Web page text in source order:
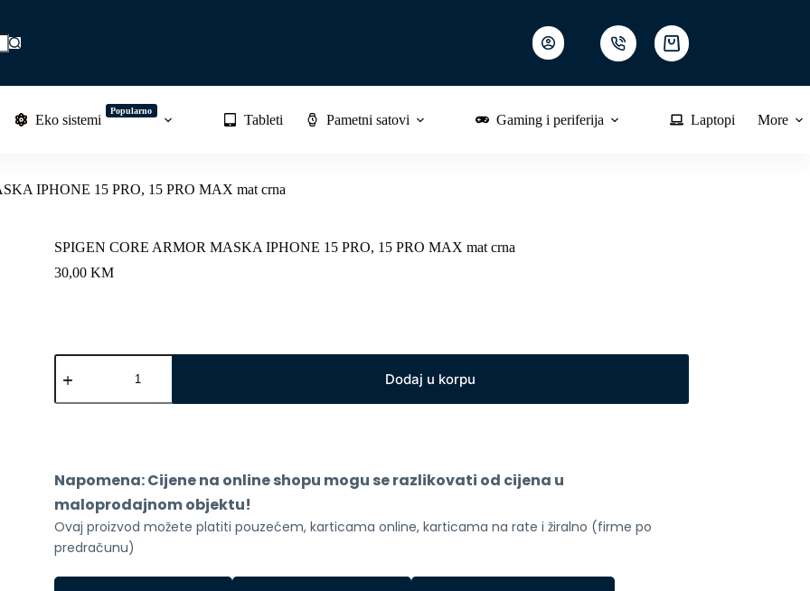
Shopping
cart
Eko sistemi
Popularno
Tableti Pametni satovi Gaming i periferija Laptopi More
IPHONE 15 PRO, 15 PRO MAX mat crna
SPIGEN CORE ARMOR MASKA IPHONE 15 PRO, 15 PRO MAX mat crna
30,00 KM
SPIGEN
CORE
MASKA
PRO
MAX
mat
crna
količina
Dodaj u korpu
Napomena: Cijene na online shopu mogu se razlikovati od cijena u
maloprodajnom objektu!
Ovaj proizvod možete platiti pouzećem, karticama online, karticama na rate i žiralno (firme po
predračunu)